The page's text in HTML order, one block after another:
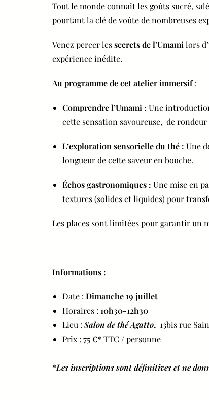
Tout le monde connaît les goûts sucré,
pourtant la clé de voûte de nombreuses
Venez percer lessecrets de l’Umami lors
expérience inédite.
Au programme de cet atelier immersif:
Comprendre l’Umami : Une
cette sensation savoureuse, de
L’exploration sensorielle du thé : Une
longueur de cette saveur en bouche.
Échos gastronomiques : Une mise en
textures (solides et liquides) pour
Les places sont limitées pour garantir un
Informations :
Date : Dimanche 19 juillet
Horaires : 10h30-12h30
Lieu : Salon de thé Agatto, 13bis rue
Prix : 75€* TTC / personne
*Les inscriptions sont définitives et ne